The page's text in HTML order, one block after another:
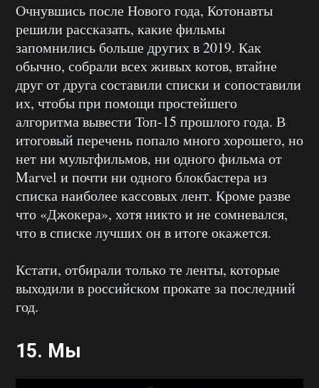
Очнувшись после Нового года, Котонавты
решили рассказать, какие фильмы
запомнились больше других в 2019. Как
обычно, собрали всех живых котов, втайне
друг от друга составили списки и сопоставили
их, чтобы при помощи простейшего
алгоритма вывести Топ-15 прошлого года. В
итоговый перечень попало много хорошего, но
нет ни мультфильмов, ни одного фильма от
Marvel и почти ни одного блокбастера из
списка наиболее кассовых лент. Кроме разве
что «Джокера», хотя никто и не сомневался,
что в списке лучших он в итоге окажется.
Кстати, отбирали только те ленты, которые
выходили в российском прокате за последний
год.
15. Мы